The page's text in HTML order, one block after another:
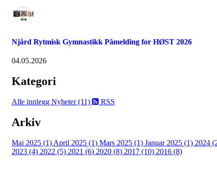
Njård Rytmisk Gymnastikk Påmelding for HØST 2026
04.05.2026
Kategori
Alle innlegg Nyheter (11) RSS
Arkiv
Mai 2025 (1) April 2025 (1) Mars 2025 (1) Januar 2025 (1) 2024
2023 (4) 2022 (5) 2021 (6) 2020 (8) 2017 (10) 2016 (8)